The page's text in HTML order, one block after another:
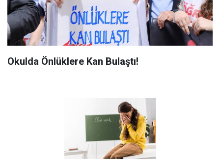
Okulda Önlüklere Kan Bulaştı!